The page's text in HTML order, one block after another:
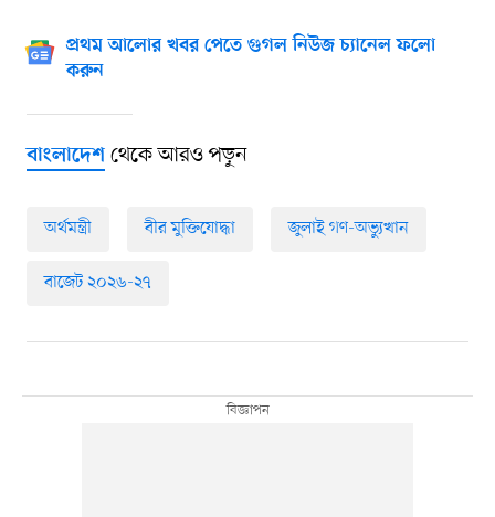
প্রথম আলোর খবর পেতে গুগল নিউজ চ্যানেল ফলো
করুন
বাংলাদেশথেকে আরও পড়ুন
অর্থমন্ত্রী বীর মুক্তিযোদ্ধা জুলাই গণ-অভ্যুত্থান
বাজেট ২০২৬-২৭